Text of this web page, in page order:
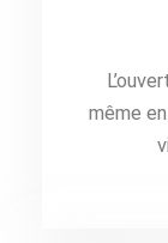
même